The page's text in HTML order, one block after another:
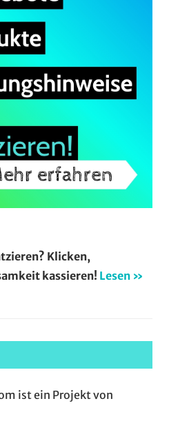
Klicken,
kassieren! Lesen »
ist ein Projekt von